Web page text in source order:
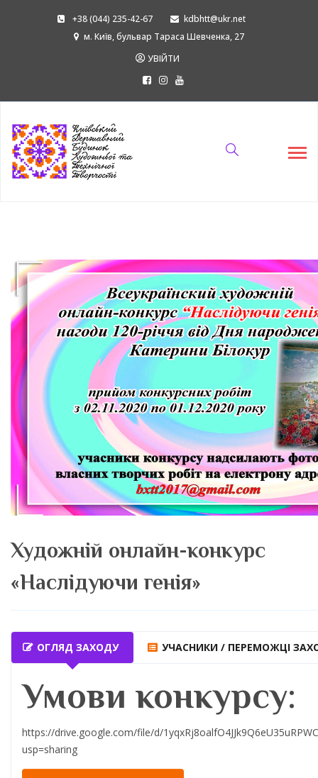
+38 (044) 235-42-67
kdbhtt@ukr.net
м. Київ, бульвар Тараса Шевченка, 27
УВІЙТИ
Художній онлайн-конкурс
«Наслідуючи генія»
ОГЛЯД ЗАХОДУ УЧАСНИКИ / ПЕРЕМОЖЦІ
Умови конкурсу:
https://drive.google.com/file/d/
usp=sharing